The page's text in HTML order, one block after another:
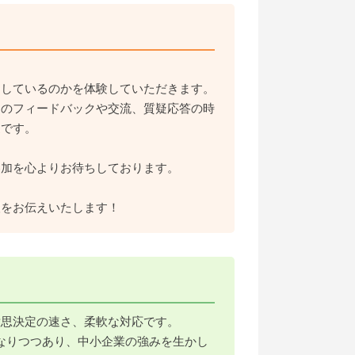
ているのかを体験していただきます。
フィードバックや交流、質疑応答の時
す。
を心よりお待ちしております。
お伝えいたします！
決定の速さ、柔軟な対応です。
つつあり、中小企業の強みを生かし